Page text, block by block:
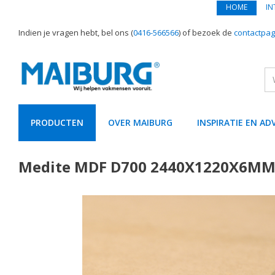
HOME
Indien je vragen hebt, bel ons (0416-566566) of bezoek de
PRODUCTEN OVER MAIBURG INSPIRATIE EN
Medite MDF D700 2440X1220X6MM